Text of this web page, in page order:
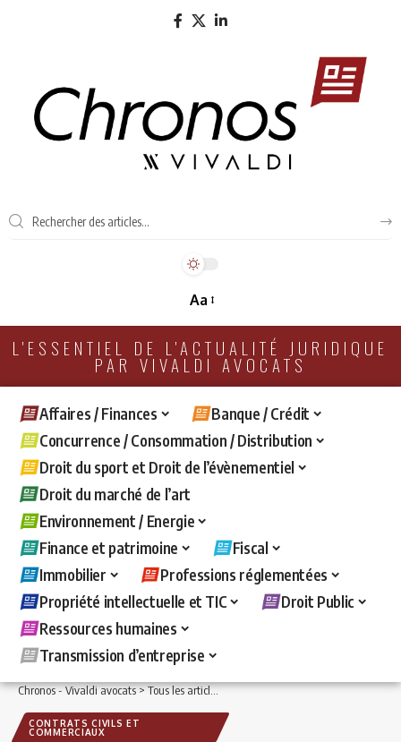
Aa
L'ESSENTIEL DE L'ACTUALITÉ JURIDIQUE
PAR VIVALDI AVOCATS
Affaires / Finances
Banque / Crédit
Concurrence / Consommation / Distribution
Droit du sport et Droit de l’évènementiel
Droit du marché de l’art
Environnement / Energie
Finance et patrimoine
Fiscal
Immobilier
Professions réglementées
Propriété intellectuelle et TIC
Droit Public
Ressources humaines
Transmission d’entreprise
Chronos - Vivaldi avocats>Tous les articles >Affaires / Finances>Contrats civils
CONTRATS CIVILS ET
COMMERCIAUX